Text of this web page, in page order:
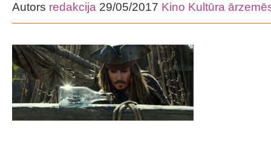
Autors redakcija 29/05/2017 Kino Kultūra